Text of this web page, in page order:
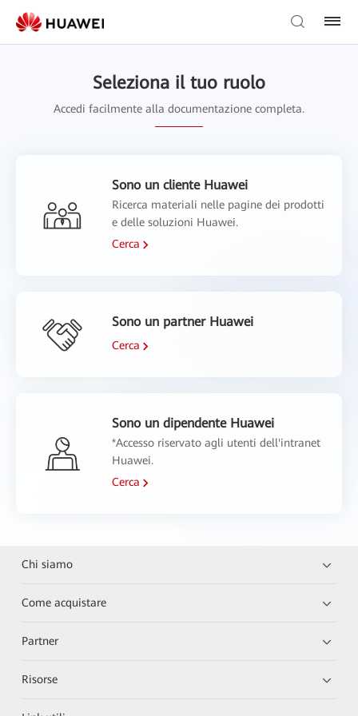
Seleziona il tuo ruolo
Accedi facilmente alla documentazione completa.
Sono un cliente Huawei
Ricerca materiali nelle pagine dei prodotti
e delle soluzioni Huawei.
Cerca
Sono un partner Huawei
Cerca
Sono un dipendente Huawei
*Accesso riservato agli utenti dell'intranet
Huawei.
Cerca
Chi siamo
Come acquistare
Partner
Risorse